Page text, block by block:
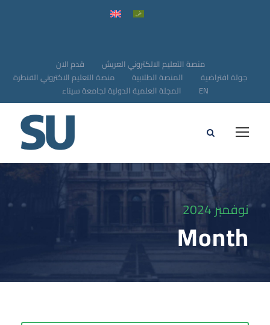
قدم الان
منصة التعليم الالكتروني العريش
منصة التعليم الاكتروني القنطرة
المنصة الطلابية
جولة افتراضية
المجلة العلمية الدولية لجامعة سيناء
EN
نوفمبر 2024
Month